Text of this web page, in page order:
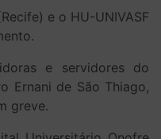
e o HU-UNIVASF
e servidores do
Ernani de São Thiago,
greve.